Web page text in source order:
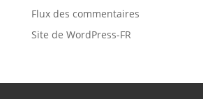
Flux des commentaires
Site de WordPress-FR